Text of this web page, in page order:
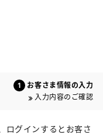
お客さま情報の入力
入力内容のご確認
ログインするとお客さ